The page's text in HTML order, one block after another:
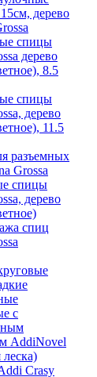
дерево
спицы
дерево
8.5
спицы
дерево
11.5
разъемных
Grossa
спицы
дерево
спиц
с
AddiNovel
леска)
Crasy